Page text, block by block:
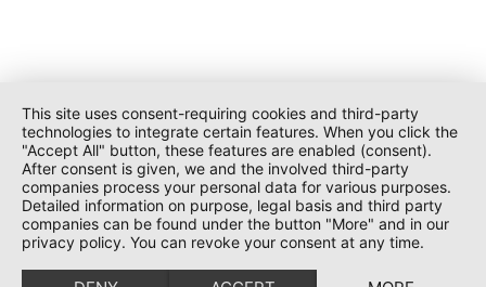
This site uses consent-requiring cookies and third-party
technologies to integrate certain features. When you click the
"Accept All" button, these features are enabled (consent).
After consent is given, we and the involved third-party
companies process your personal data for various purposes.
Detailed information on purpose, legal basis and third party
companies can be found under the button "More" and in our
privacy policy. You can revoke your consent at any time.